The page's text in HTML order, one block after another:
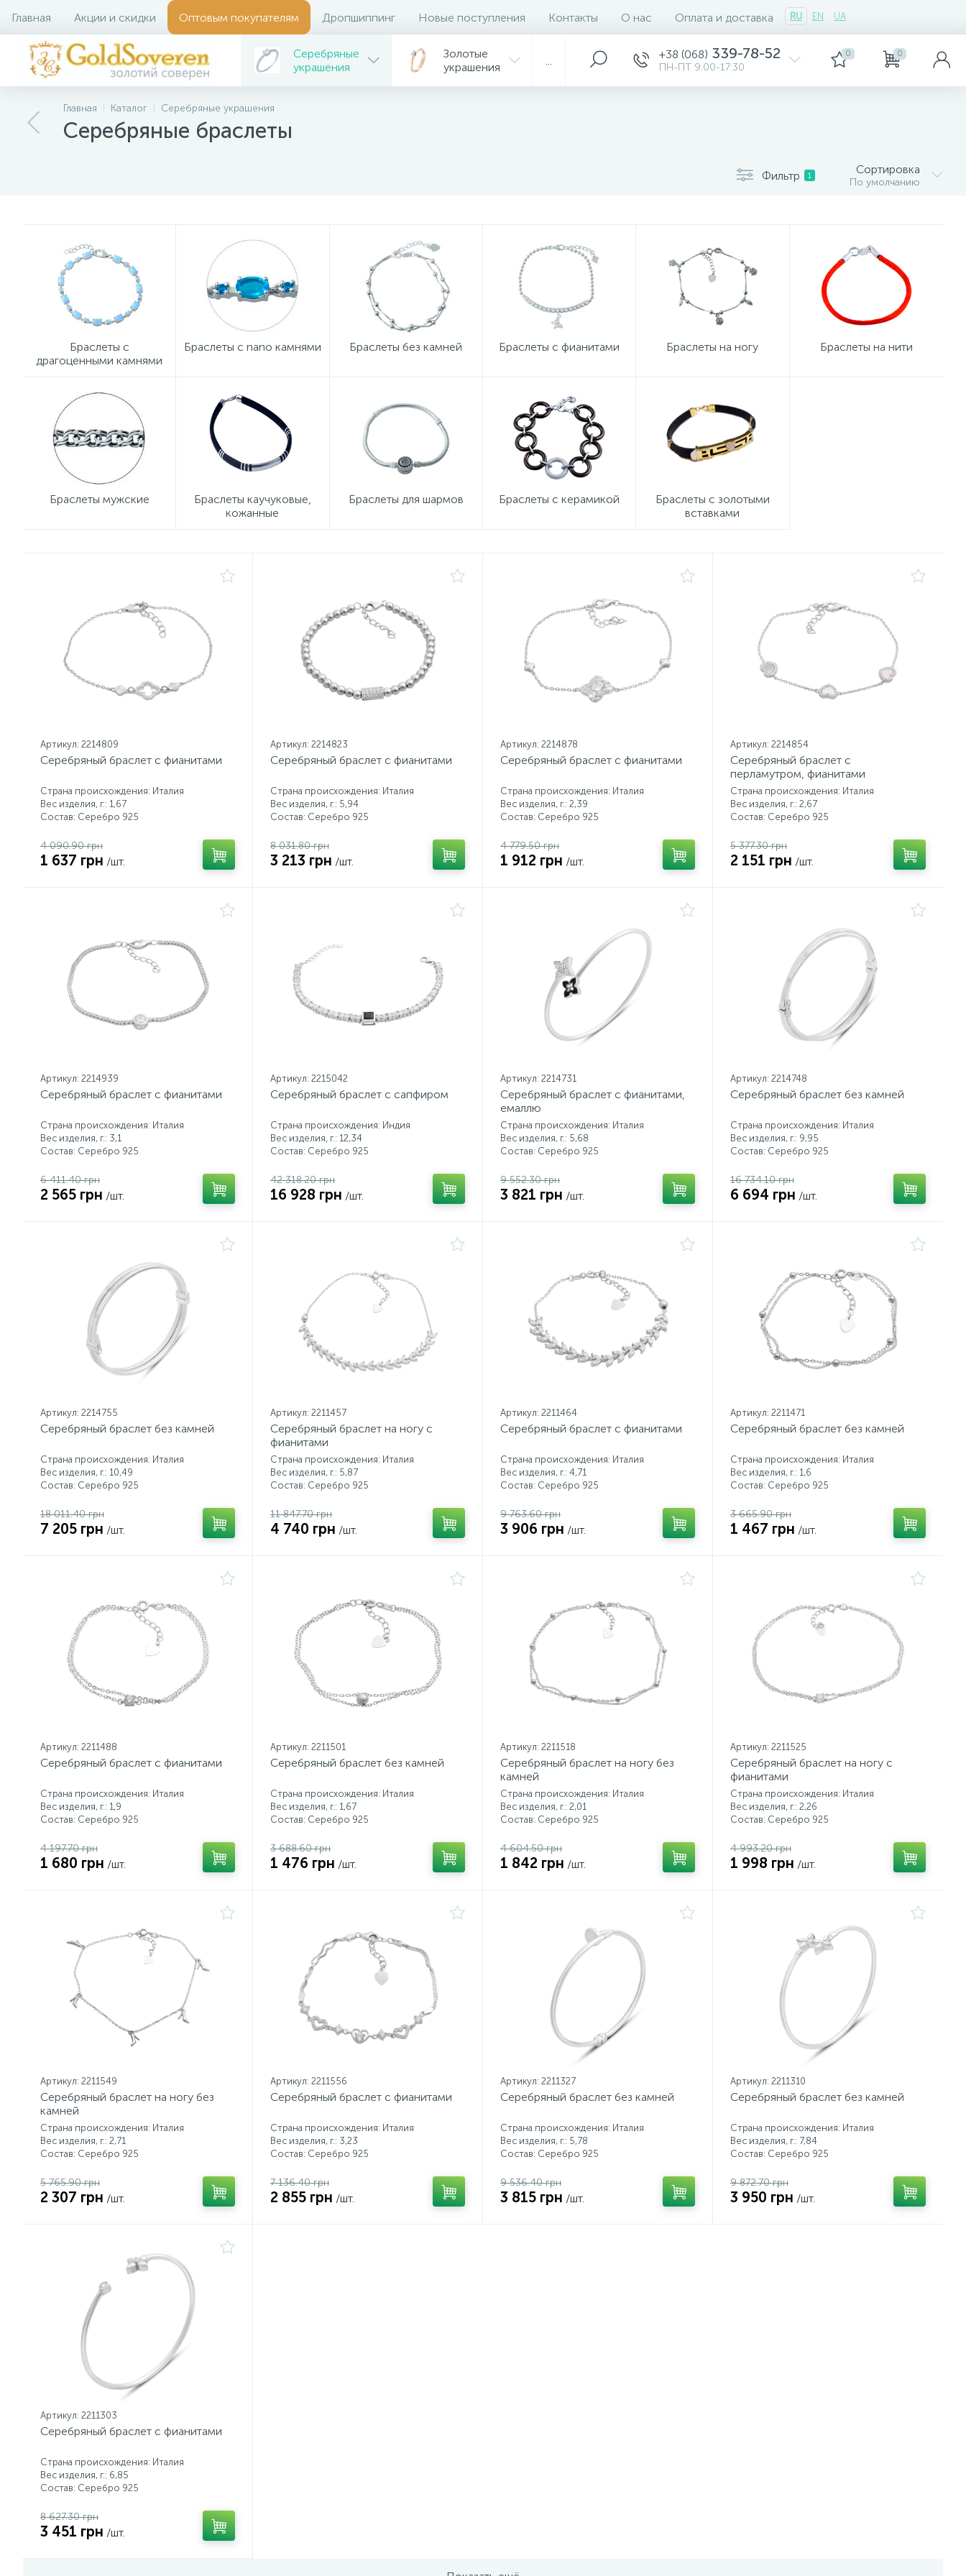
Главная Акции и скидки Оптовым покупателям Дропшиппинг Новые поступления Контакты О нас Оплата и доставка RU EN UA
Серебряные
украшения
Золотые
украшения
+38 (068) 339-78-52
ПН-ПТ 9:00-17:30
0 0
Главная Каталог Серебряные украшения
Серебряные браслеты
Фильтр 1 Сортировка
По умолчанию
Браслеты с
драгоценными камнями
Браслеты с nano камнями Браслеты без камней Браслеты с фианитами Браслеты на ногу Браслеты на нити
Браслеты мужские
Браслеты каучуковые,
кожанные
Браслеты для шармов Браслеты с керамикой
Браслеты с золотыми
вставками
Артикул: 2214809
Серебряный браслет с фианитами
Страна происхождения: Италия
Вес изделия, г.: 1,67
Состав: Серебро 925
4 090.90 грн
1 637 грн /шт.
Артикул: 2214823
Серебряный браслет с фианитами
Страна происхождения: Италия
Вес изделия, г.: 5,94
Состав: Серебро 925
8 031.80 грн
3 213 грн /шт.
Артикул: 2214878
Серебряный браслет с фианитами
Страна происхождения: Италия
Вес изделия, г.: 2,39
Состав: Серебро 925
4 779.50 грн
1 912 грн /шт.
Артикул: 2214854
Серебряный браслет с
перламутром, фианитами
Страна происхождения: Италия
Вес изделия, г.: 2,67
Состав: Серебро 925
5 377.30 грн
2 151 грн /шт.
Артикул: 2214939
Серебряный браслет с фианитами
Страна происхождения: Италия
Вес изделия, г.: 3,1
Состав: Серебро 925
6 411.40 грн
2 565 грн /шт.
Артикул: 2215042
Серебряный браслет с сапфиром
Страна происхождения: Индия
Вес изделия, г.: 12,34
Состав: Серебро 925
42 318.20 грн
16 928 грн /шт.
Артикул: 2214731
Серебряный браслет с фианитами,
емаллю
Страна происхождения: Италия
Вес изделия, г.: 5,68
Состав: Серебро 925
9 552.30 грн
3 821 грн /шт.
Артикул: 2214748
Серебряный браслет без камней
Страна происхождения: Италия
Вес изделия, г.: 9,95
Состав: Серебро 925
16 734.10 грн
6 694 грн /шт.
Артикул: 2214755
Серебряный браслет без камней
Страна происхождения: Италия
Вес изделия, г.: 10,49
Состав: Серебро 925
18 011.40 грн
7 205 грн /шт.
Артикул: 2211457
Серебряный браслет на ногу с
фианитами
Страна происхождения: Италия
Вес изделия, г.: 5,87
Состав: Серебро 925
11 847.70 грн
4 740 грн /шт.
Артикул: 2211464
Серебряный браслет с фианитами
Страна происхождения: Италия
Вес изделия, г.: 4,71
Состав: Серебро 925
9 763.60 грн
3 906 грн /шт.
Артикул: 2211471
Серебряный браслет без камней
Страна происхождения: Италия
Вес изделия, г.: 1,6
Состав: Серебро 925
3 665.90 грн
1 467 грн /шт.
Артикул: 2211488
Серебряный браслет с фианитами
Страна происхождения: Италия
Вес изделия, г.: 1,9
Состав: Серебро 925
4 197.70 грн
1 680 грн /шт.
Артикул: 2211501
Серебряный браслет без камней
Страна происхождения: Италия
Вес изделия, г.: 1,67
Состав: Серебро 925
3 688.60 грн
1 476 грн /шт.
Артикул: 2211518
Серебряный браслет на ногу без
камней
Страна происхождения: Италия
Вес изделия, г.: 2,01
Состав: Серебро 925
4 604.50 грн
1 842 грн /шт.
Артикул: 2211525
Серебряный браслет на ногу с
фианитами
Страна происхождения: Италия
Вес изделия, г.: 2,26
Состав: Серебро 925
4 993.20 грн
1 998 грн /шт.
Артикул: 2211549
Серебряный браслет на ногу без
камней
Страна происхождения: Италия
Вес изделия, г.: 2,71
Состав: Серебро 925
5 765.90 грн
2 307 грн /шт.
Артикул: 2211556
Серебряный браслет с фианитами
Страна происхождения: Италия
Вес изделия, г.: 3,23
Состав: Серебро 925
7 136.40 грн
2 855 грн /шт.
Артикул: 2211327
Серебряный браслет без камней
Страна происхождения: Италия
Вес изделия, г.: 5,78
Состав: Серебро 925
9 536.40 грн
3 815 грн /шт.
Артикул: 2211310
Серебряный браслет без камней
Страна происхождения: Италия
Вес изделия, г.: 7,84
Состав: Серебро 925
9 872.70 грн
3 950 грн /шт.
Артикул: 2211303
Серебряный браслет с фианитами
Страна происхождения: Италия
Вес изделия, г.: 6,85
Состав: Серебро 925
8 627.30 грн
3 451 грн /шт.